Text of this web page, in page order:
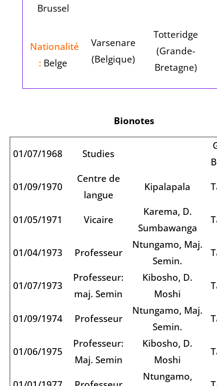
Brussel
Nationalité
: Belge
Varsenare
(Belgique)
Totteridge
(Grande-
Bretagne)
Bionotes
01/07/1968 Studies
01/09/1970
Centre de
langue
Kipalapala
01/05/1971 Vicaire
Karema, D.
Sumbawanga
01/04/1973 Professeur
Ntungamo, Maj.
Semin.
01/07/1973
Professeur:
maj. Semin
Kibosho, D.
Moshi
01/09/1974 Professeur
Ntungamo, Maj.
Semin.
01/06/1975
Professeur:
Maj. Semin
Kibosho, D.
Moshi
Ntungamo,